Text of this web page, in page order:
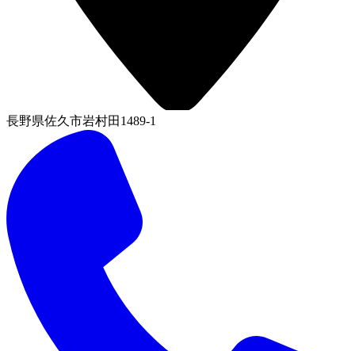
長野県佐久市岩村田1489-1